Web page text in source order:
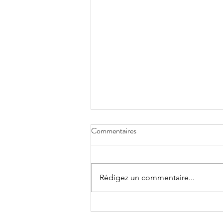
Press release
Humanitarian workers must not
strike that killed a UNICEF aid
Commentaires
Rédigez un commentaire...